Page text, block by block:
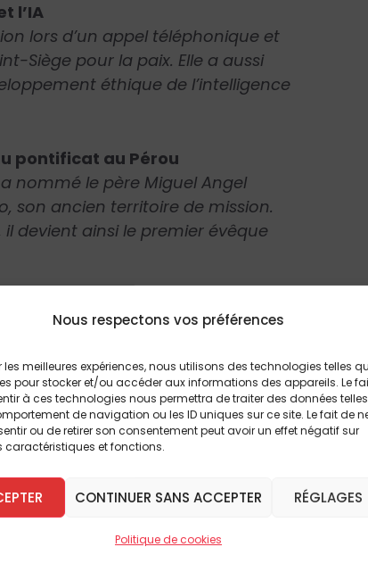
Nous respectons vos préférences
les meilleures expériences, nous utilisons des technologies telles
pour stocker et/ou accéder aux informations des appareils. Le
à ces technologies nous permettra de traiter des données telles
de navigation ou les ID uniques sur ce site. Le fait de
ou de retirer son consentement peut avoir un effet négatif sur
caractéristiques et fonctions.
CONTINUER SANS ACCEPTER RÉGLAGES
Politique de cookies
l’IA
lors d’un appel téléphonique et
Siège pour la paix. Elle a aussi
éthique de l’intelligence
pontificat au Pérou
nommé le père Miguel Angel
son ancien territoire de mission.
devient ainsi le premier évêque
de la doctrine sociale
encyclique majeure sur la question du
encore aujourd’hui, notamment
pontificat.
Rerum Novarum ?